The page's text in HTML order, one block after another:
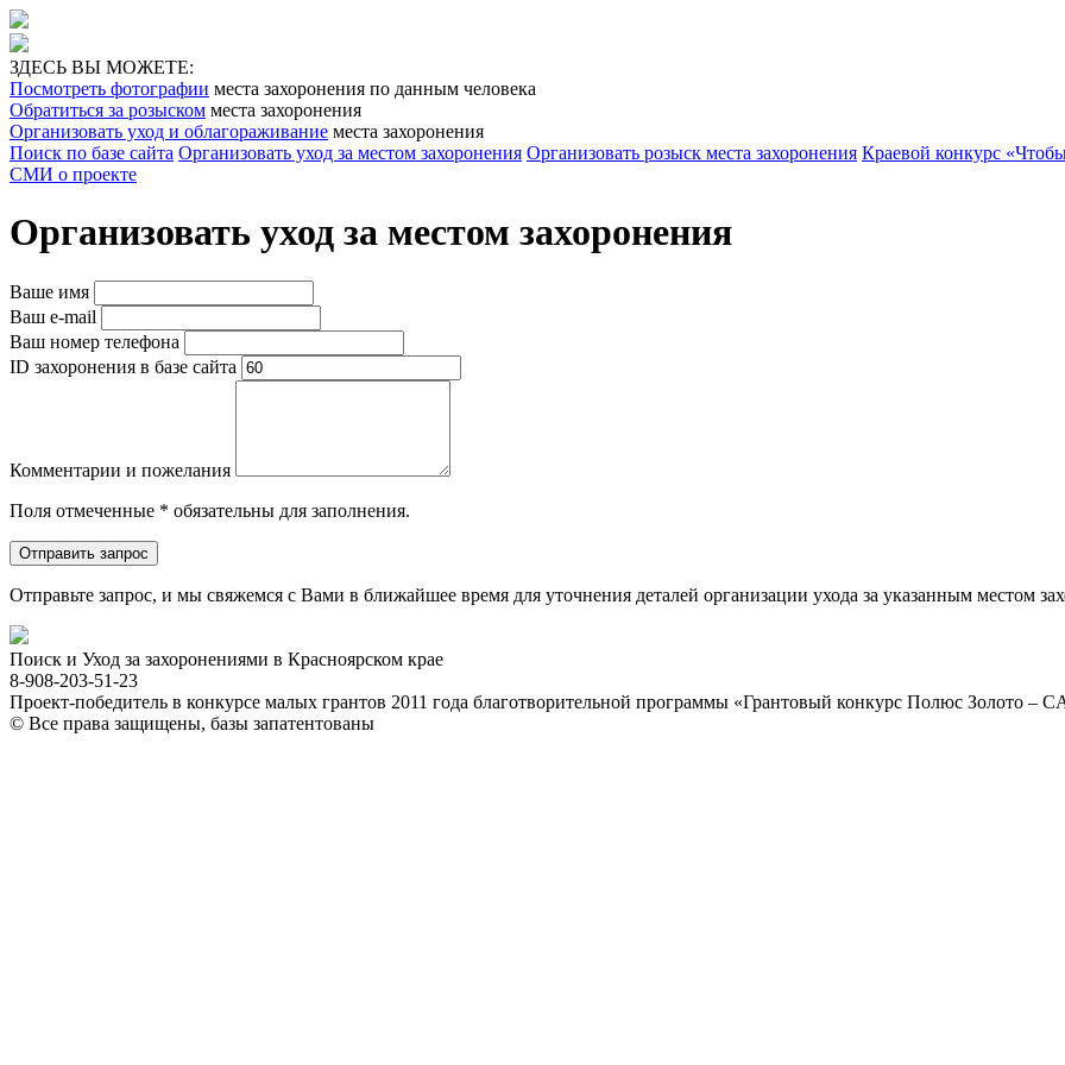
ЗДЕСЬ ВЫ МОЖЕТЕ:
Посмотреть фотографии места захоронения по данным человека
Обратиться за розыском места захоронения
Организовать уход и облагораживание места захоронения
Поиск по базе сайта Организовать уход за местом захоронения Организовать розыск места захоронения Краевой конкурс
СМИ о проекте
Организовать уход за местом захоронения
Ваше имя
Ваш e-mail
Ваш номер телефона
ID захоронения в базе сайта
Комментарии и пожелания
Поля отмеченные * обязательны для заполнения.
Отправить запрос
Отправьте запрос, и мы свяжемся с Вами в ближайшее время для уточнения деталей организации ухода за указанным местом
Поиск и Уход за захоронениями в Красноярском крае
8-908-203-51-23
Проект-победитель в конкурсе малых грантов 2011 года благотворительной программы «Грантовый конкурс Полюс Золото –
© Все права защищены, базы запатентованы